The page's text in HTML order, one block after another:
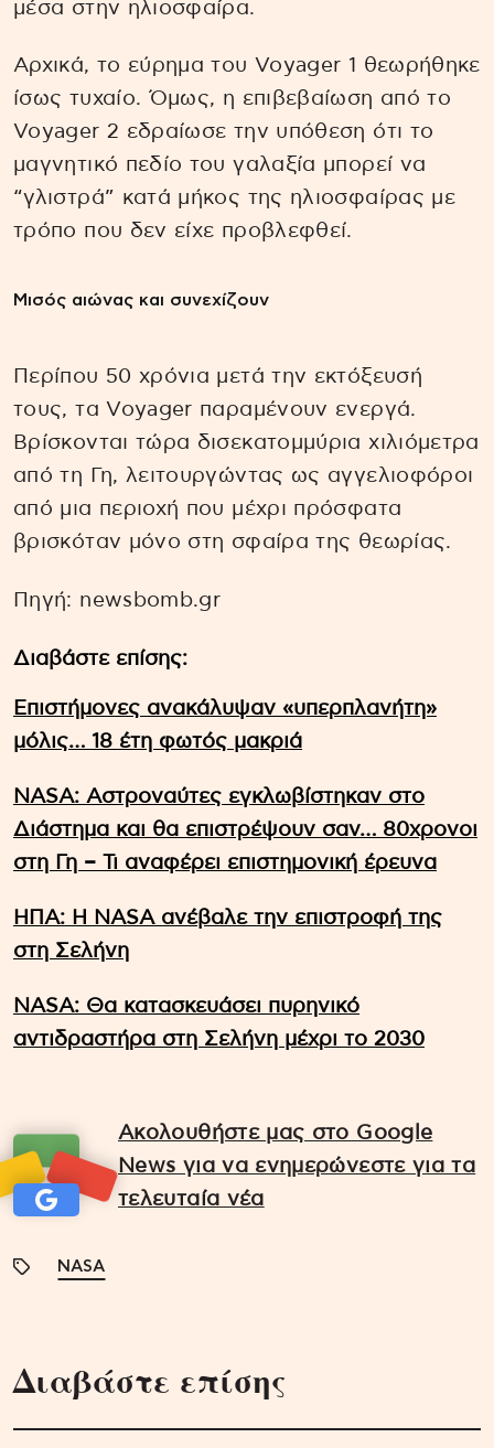
μέσα στην ηλιοσφαίρα.
Αρχικά, το εύρημα του Voyager 1 θεωρήθηκε
ίσως τυχαίο. Όμως, η επιβεβαίωση από το
Voyager 2 εδραίωσε την υπόθεση ότι το
μαγνητικό πεδίο του γαλαξία μπορεί να
“γλιστρά” κατά μήκος της ηλιοσφαίρας με
τρόπο που δεν είχε προβλεφθεί.
Μισός αιώνας και συνεχίζουν
Περίπου 50 χρόνια μετά την εκτόξευσή
τους, τα Voyager παραμένουν ενεργά.
Βρίσκονται τώρα δισεκατομμύρια χιλιόμετρα
από τη Γη, λειτουργώντας ως αγγελιοφόροι
από μια περιοχή που μέχρι πρόσφατα
βρισκόταν μόνο στη σφαίρα της θεωρίας.
Πηγή: newsbomb.gr
Διαβάστε επίσης:
Επιστήμονες ανακάλυψαν «υπερπλανήτη»
μόλις… 18 έτη φωτός μακριά
NASA: Αστροναύτες εγκλωβίστηκαν στο
Διάστημα και θα επιστρέψουν σαν… 80χρονοι
στη Γη – Τι αναφέρει επιστημονική έρευνα
ΗΠΑ: Η NASA ανέβαλε την επιστροφή της
στη Σελήνη
NASA: Θα κατασκευάσει πυρηνικό
αντιδραστήρα στη Σελήνη μέχρι το 2030
Ακολουθήστε μας στο Google
News για να ενημερώνεστε για τα
τελευταία νέα
NASA
Διαβάστε επίσης